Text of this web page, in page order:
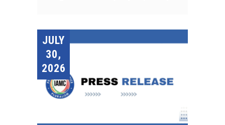
JULY
30,
2026